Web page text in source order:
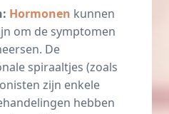
Hormonen kunnen
om de symptomen
De
spiraaltjes (zoals
zijn enkele
hebben